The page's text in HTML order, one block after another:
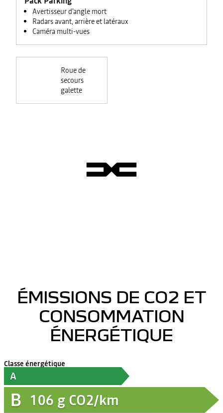
Avertisseur d'angle mort
Radars avant, arrière et latéraux
Caméra multi-vues
Roue de
secours
galette
ÉMISSIONS DE CO2 ET
CONSOMMATION
ÉNERGÉTIQUE
Classe énergétique
A
B 106 g CO2/km